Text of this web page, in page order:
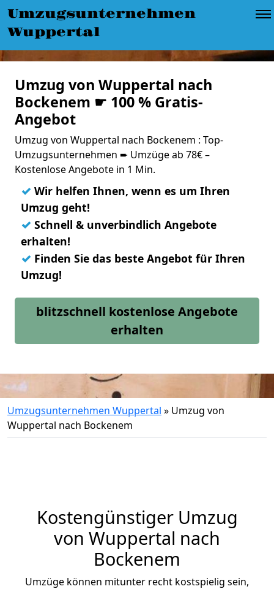
Umzugsunternehmen
Wuppertal
Umzug von Wuppertal nach
Bockenem ☛ 100 % Gratis-
Angebot
Umzug von Wuppertal nach Bockenem : Top-
Umzugsunternehmen ➨ Umzüge ab 78€ –
Kostenlose Angebote in 1 Min.
✓ Wir helfen Ihnen, wenn es um Ihren
Umzug geht!
✓ Schnell & unverbindlich Angebote
erhalten!
✓ Finden Sie das beste Angebot für Ihren
Umzug!
blitzschnell kostenlose Angebote
erhalten
Umzugsunternehmen Wuppertal » Umzug von
Wuppertal nach Bockenem
Kostengünstiger Umzug
von Wuppertal nach
Bockenem
Umzüge können mitunter recht kostspielig sein,